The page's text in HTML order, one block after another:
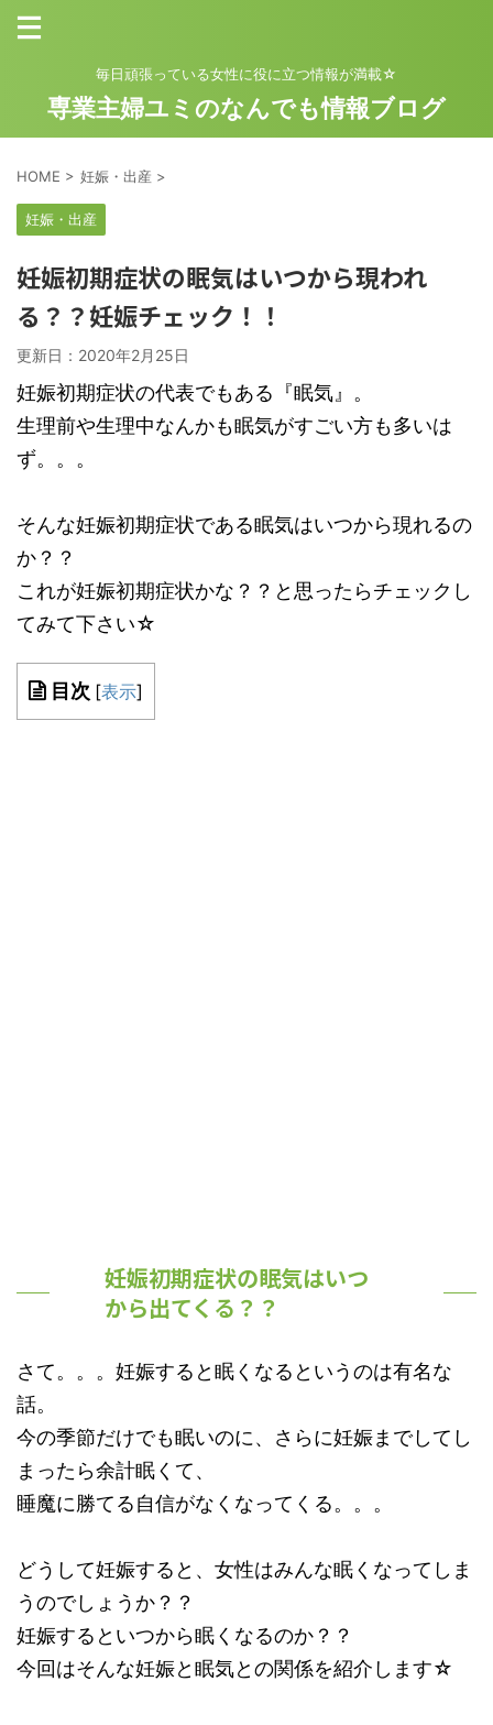
毎日頑張っている女性に役に立つ情報が満載☆
専業主婦ユミのなんでも情報ブログ
HOME > 妊娠・出産 >
妊娠・出産
妊娠初期症状の眠気はいつから現われ
る？？妊娠チェック！！
更新日： 2020年2月25日
妊娠初期症状の代表でもある『眠気』。
生理前や生理中なんかも眠気がすごい方も多いは
ず。。。
そんな妊娠初期症状である眠気はいつから現れるの
か？？
これが妊娠初期症状かな？？と思ったらチェックし
てみて下さい☆
目次 [表示]
妊娠初期症状の眠気はいつ
から出てくる？？
さて。。。妊娠すると眠くなるというのは有名な
話。
今の季節だけでも眠いのに、さらに妊娠までしてし
まったら余計眠くて、
睡魔に勝てる自信がなくなってくる。。。
どうして妊娠すると、女性はみんな眠くなってしま
うのでしょうか？？
妊娠するといつから眠くなるのか？？
今回はそんな妊娠と眠気との関係を紹介します☆